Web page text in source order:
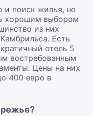
и поиск жилья, но
хорошим выбором
из них
Есть
отель 5
востребованным
Цены на них
400 евро в